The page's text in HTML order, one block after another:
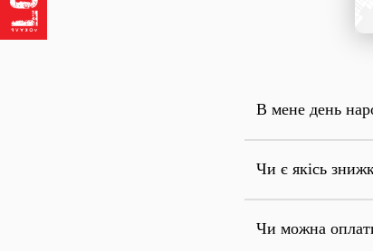
В мене день
Чи є якісь
Чи можна